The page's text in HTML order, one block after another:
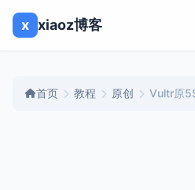
x xiaoz博客
首页 教程 原创 Vultr原